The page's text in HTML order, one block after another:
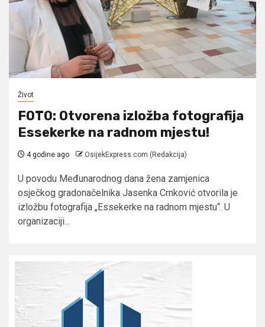
Život
FOTO: Otvorena izložba fotografija
Essekerke na radnom mjestu!
4 godine ago OsijekExpress.com (Redakcija)
U povodu Međunarodnog dana žena zamjenica
osječkog gradonačelnika Jasenka Crnković otvorila je
izložbu fotografija „Essekerke na radnom mjestu“. U
organizaciji...